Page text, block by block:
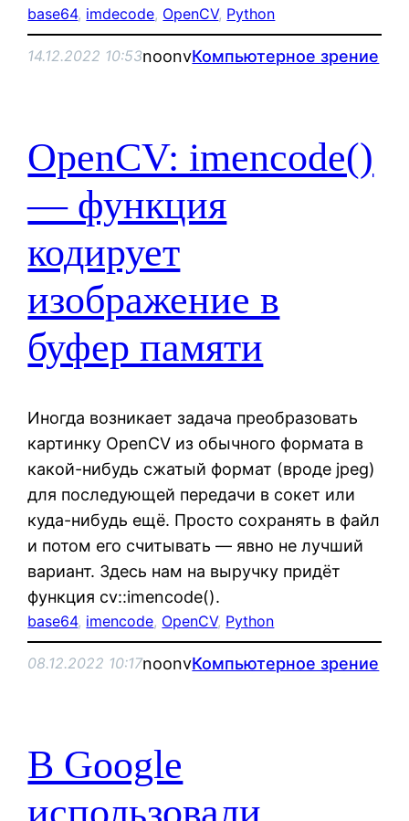
base64, imdecode, OpenCV, Python
14.12.2022 10:53noonvКомпьютерное зрение
OpenCV: imencode()
— функция
кодирует
изображение в
буфер памяти
Иногда возникает задача преобразовать
картинку OpenCV из обычного формата в
какой-нибудь сжатый формат (вроде jpeg)
для последующей передачи в сокет или
куда-нибудь ещё. Просто сохранять в файл
и потом его считывать — явно не лучший
вариант. Здесь нам на выручку придёт
функция cv::imencode().
base64, imencode, OpenCV, Python
08.12.2022 10:17noonvКомпьютерное зрение
В Google